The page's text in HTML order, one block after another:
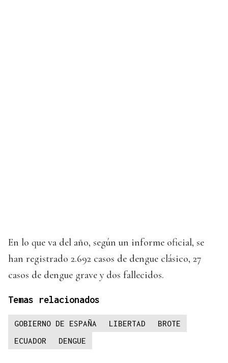
En lo que va del año, según un informe oficial, se
han registrado 2.692 casos de dengue clásico, 27
casos de dengue grave y dos fallecidos.
Temas relacionados
GOBIERNO DE ESPAÑA LIBERTAD
BROTE
ECUADOR
DENGUE